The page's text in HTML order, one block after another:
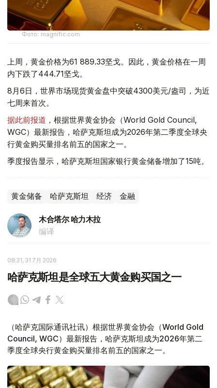
Фото: magnific.com
上周，黄金价格为61 889.33坚戈。因此，黄金价格在一周
内下跌了444.71坚戈。
8月6日，世界市场现货黄金盘中突破4300美元/盎司，为近
七周来首次。
据此前报道 ，根据世界黄金协会（World Gold Council,
WGC）最新报告，哈萨克斯坦成为2026年第二季度全球央
行黄金购买量排名前五的国家之一。
季度报告显示，哈萨克斯坦国家银行黄金储备增加了15吨。
黄金储备 哈萨克斯坦 经济 金融
木合塔尔 哈力木拉
编译
08:31, 31 7月 2026
哈萨克斯坦是全球五大黄金购买国之一
（哈萨克国际通讯社讯）根据世界黄金协会（World Gold
Council, WGC）最新报告，哈萨克斯坦成为2026年第二
季度全球央行黄金购买量排名前五的国家之一。